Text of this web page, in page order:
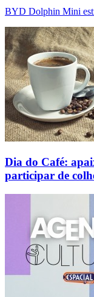
BYD Dolphin Mini
Dia do Café:
participar de